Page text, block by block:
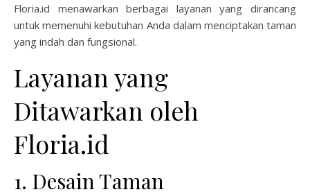
Floria.id menawarkan berbagai layanan yang dirancang
untuk memenuhi kebutuhan Anda dalam menciptakan taman
yang indah dan fungsional.
Layanan yang
Ditawarkan oleh
Floria.id
1. Desain Taman